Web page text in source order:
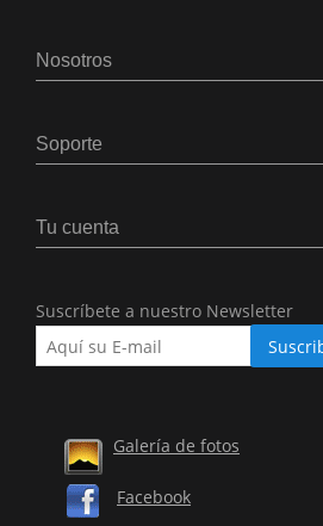
Nosotros
Soporte
Tu cuenta
Suscríbete a nuestro Newsletter
Galería de fotos
Facebook